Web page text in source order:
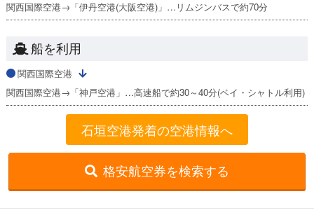
関西国際空港→「伊丹空港(大阪空港)」…リムジンバスで約70分
船を利用
関西国際空港
関西国際空港→「神戸空港」…高速船で約30～40分(ベイ・シャトル利用)
石垣空港発着の空港情報へ
格安航空券を検索する